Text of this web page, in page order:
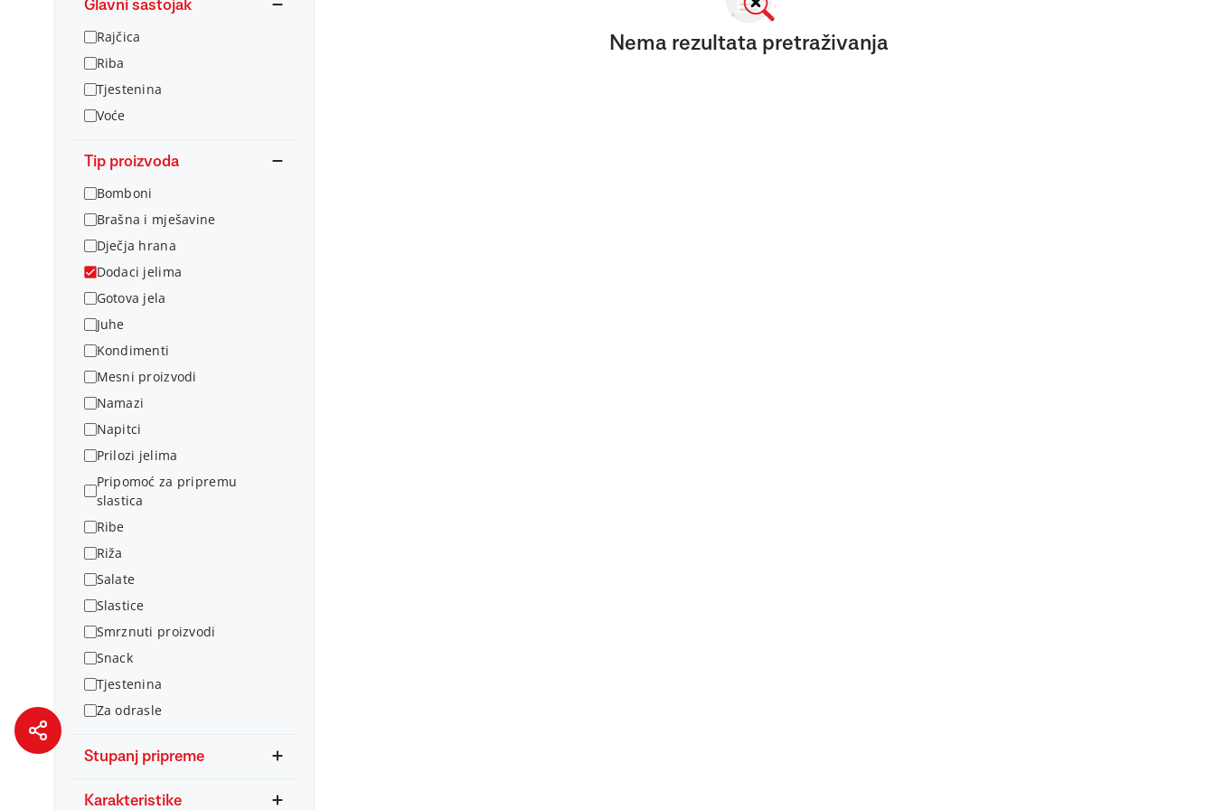
Glavni sastojak
Rajčica
Riba
Tjestenina
Voće
Tip proizvoda
Bomboni
Brašna i mješavine
Dječja hrana
Dodaci jelima
Gotova jela
Juhe
Kondimenti
Mesni proizvodi
Namazi
Napitci
Prilozi jelima
Pripomoć za pripremu
slastica
Ribe
Riža
Salate
Slastice
Smrznuti proizvodi
Snack
Tjestenina
Za odrasle
Stupanj pripreme
Karakteristike
Nema rezultata pretraživanja